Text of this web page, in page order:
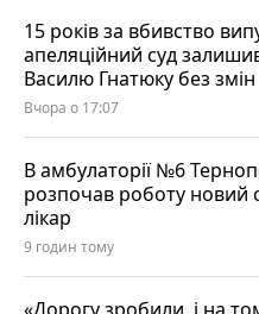
15 років за вбивство
апеляційний суд
Василю Гнатюку без змін
Вчора о 17:07
В амбулаторії №6
розпочав роботу новий
лікар
9 годин тому